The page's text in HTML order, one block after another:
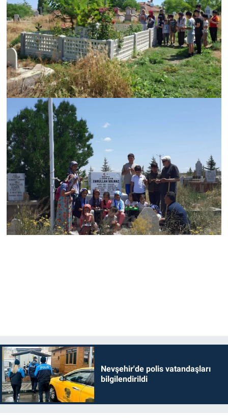
Nevşehir'de polis vatandaşları
bilgilendirildi